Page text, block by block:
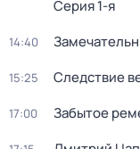
Серия 1-я
14:40
15:25 Следствие
17:00 Забытое